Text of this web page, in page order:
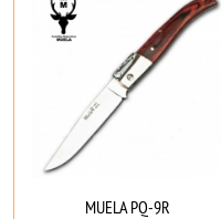
MUELA PQ-9R